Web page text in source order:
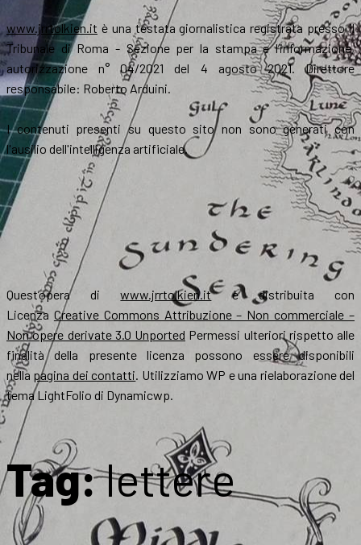
www.jrrtolkien.it è una testata giornalistica registrata presso il
Tribunale di Roma - Sezione per la stampa e l’informazione,
autorizzazione n° 04/2021 del 4 agosto 2021. Direttore
responsabile: Roberto Arduini.
I contenuti presenti su questo sito non sono generati con
l'ausilio dell'intelligenza artificiale.
Quest’opera diwww.jrrtolkien.itè distribuita con
Licenza Creative Commons Attribuzione – Non commerciale –
Non opere derivate 3.0 Unported Permessi ulteriori rispetto alle
finalità della presente licenza possono essere disponibili
nella pagina dei contatti. Utilizziamo WP e una rielaborazione del
tema LightFolio di Dynamicwp.
Tag:lettere